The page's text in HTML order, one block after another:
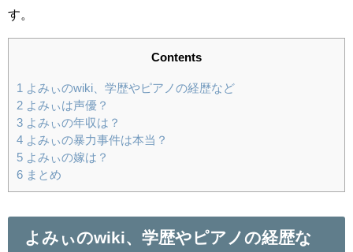
す。
Contents
1
よみぃのwiki、学歴やピアノの経歴など
2 よみぃは声優？
3 よみぃの年収は？
4 よみぃの暴力事件は本当？
5 よみぃの嫁は？
6 まとめ
よみぃのwiki、学歴やピアノの経歴な